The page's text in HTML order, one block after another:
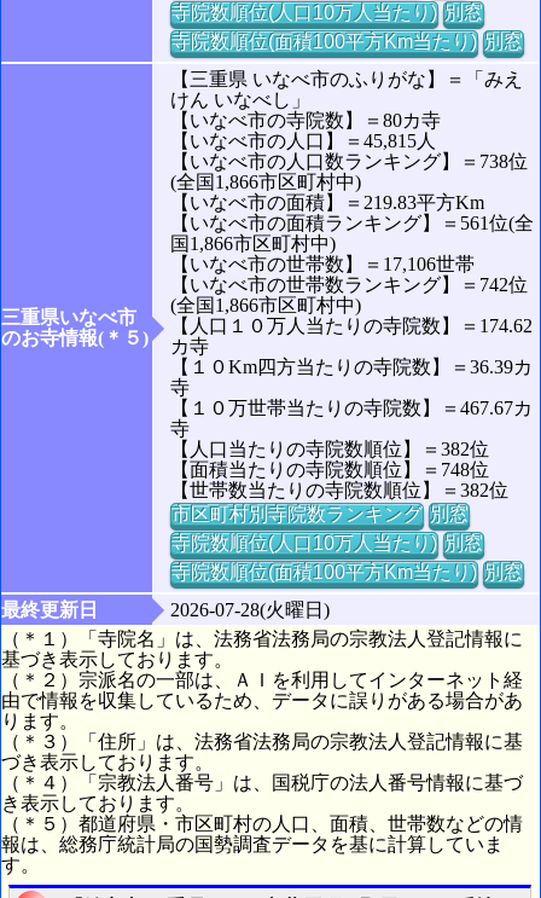
寺院数順位(人口10万人当たり) 別窓
寺院数順位(面積100平方Km当たり) 別窓
三重県いなべ市
のお寺情報(＊５)
【三重県 いなべ市のふりがな】＝「みえ
けん いなべし」
【いなべ市の寺院数】＝80カ寺
【いなべ市の人口】＝45,815人
【いなべ市の人口数ランキング】＝738位
(全国1,866市区町村中)
【いなべ市の面積】＝219.83平方Km
【いなべ市の面積ランキング】＝561位(全
国1,866市区町村中)
【いなべ市の世帯数】＝17,106世帯
【いなべ市の世帯数ランキング】＝742位
(全国1,866市区町村中)
【人口１０万人当たりの寺院数】＝174.62
カ寺
【１０Km四方当たりの寺院数】＝36.39カ
寺
【１０万世帯当たりの寺院数】＝467.67カ
寺
【人口当たりの寺院数順位】＝382位
【面積当たりの寺院数順位】＝748位
【世帯数当たりの寺院数順位】＝382位
市区町村別寺院数ランキング 別窓
寺院数順位(人口10万人当たり) 別窓
寺院数順位(面積100平方Km当たり) 別窓
最終更新日
2026-07-28(火曜日)
（＊１）「寺院名」は、法務省法務局の宗教法人登記情報に
基づき表示しております。
（＊２）宗派名の一部は、ＡＩを利用してインターネット経
由で情報を収集しているため、データに誤りがある場合があ
ります。
（＊３）「住所」は、法務省法務局の宗教法人登記情報に基
づき表示しております。
（＊４）「宗教法人番号」は、国税庁の法人番号情報に基づ
き表示しております。
（＊５）都道府県・市区町村の人口、面積、世帯数などの情
報は、総務庁統計局の国勢調査データを基に計算していま
す。